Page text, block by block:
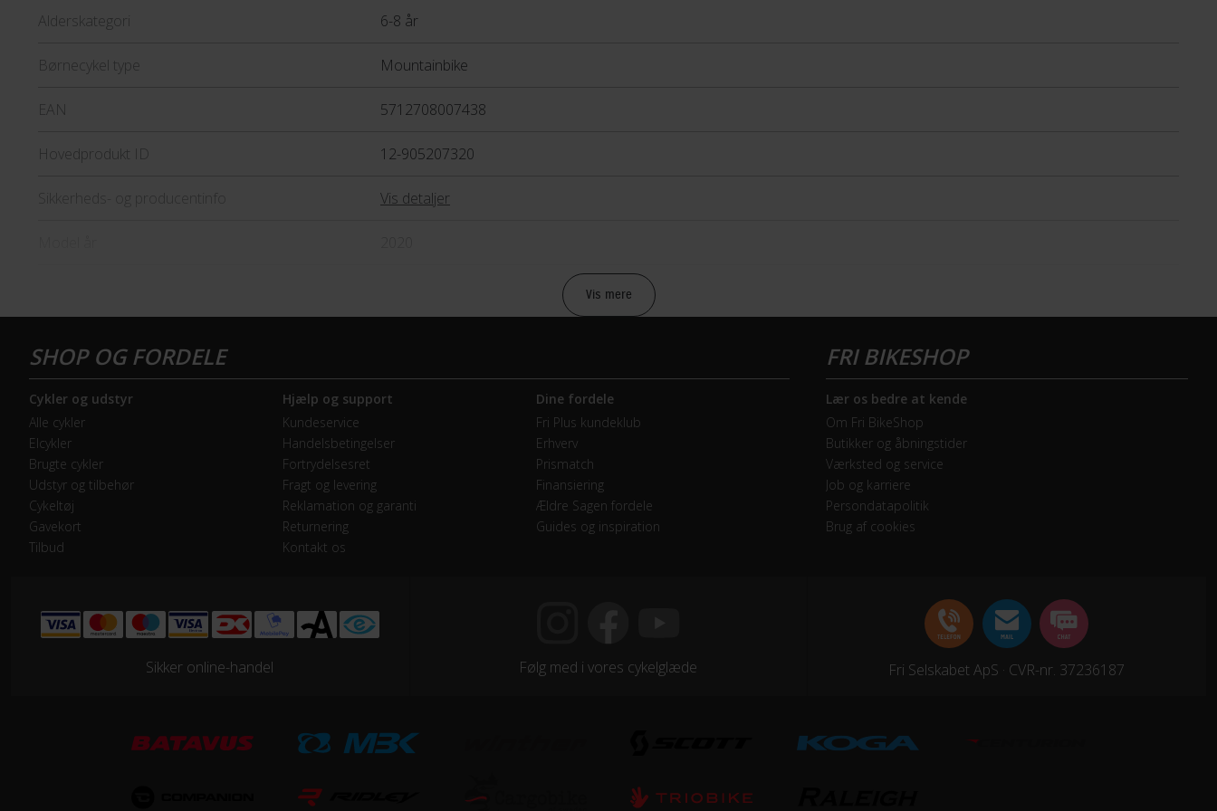
Alderskategori 6-8 år
Børnecykel type Mountainbike
EAN 5712708007438
Hovedprodukt ID 12-905207320
Sikkerheds- og producentinfo Vis detaljer
Forbremse Mekanisk skivebremse
GEAR
Geartype
Samlet antal gear 3
Skiftegreb
STEL
Forgaffel
Vis mere
Cykler og udstyr
Alle cykler
Elcykler
Brugte cykler
Udstyr og tilbehør
Cykeltøj
Gavekort
Tilbud
Hjælp og support
Kundeservice
Handelsbetingelser
Fortrydelsesret
Fragt og levering
Reklamation og garanti
Returnering
Kontakt os
Dine fordele
Fri Plus kundeklub
Erhverv
Prismatch
Finansiering
Ældre Sagen fordele
Guides og inspiration
Lær os bedre at kende
Om Fri BikeShop
Butikker og åbningstider
Værksted og service
Job og karriere
Persondatapolitik
Brug af cookies
Sikker online-handel Følg med i vores cykelglæde Fri Selskabet ApS · CVR-nr. 37236187